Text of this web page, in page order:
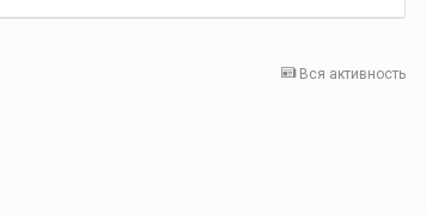
Вся активность